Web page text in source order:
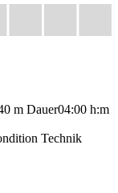
m Dauer04:00 h:m
Technik